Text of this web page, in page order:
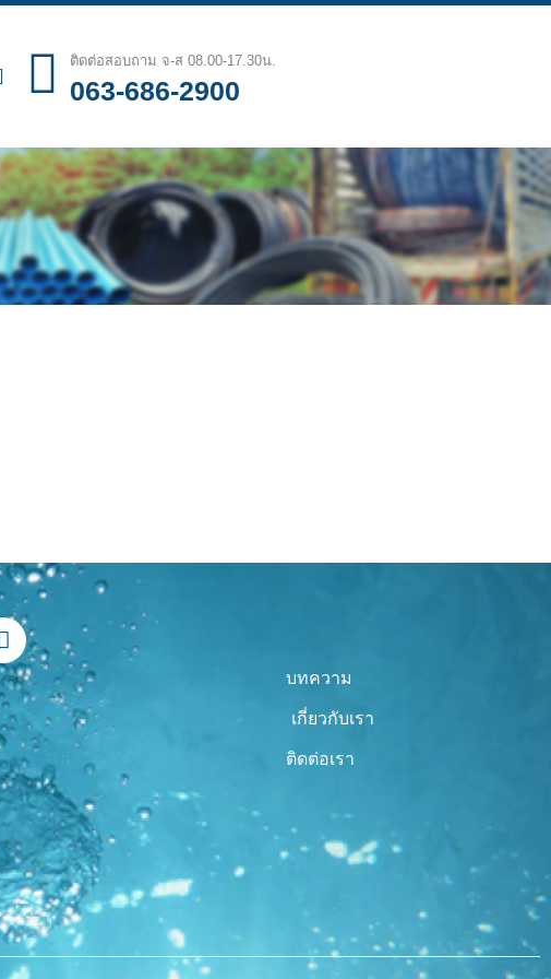
ติดต่อสอบถาม จ-ส 08.00-17.30น.
063-686-2900
I
n
s
t
a
g
r
a
m
บทความ
เกี่ยวกับเรา
ติดต่อเรา